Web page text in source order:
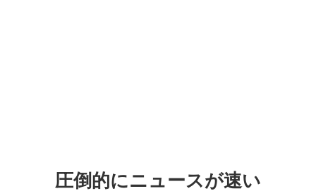
圧倒的にニュースが速い